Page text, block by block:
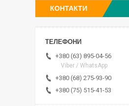
КОНТАКТИ
+380 (63) 895-04-56
Viber / WhatsApp
+380 (68) 275-93-90
+380 (75) 515-41-53